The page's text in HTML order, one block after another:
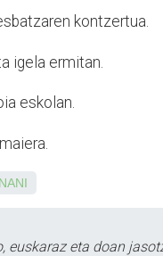
kontzertua.
igela ermitan.
eskolan.
euskaraz eta doan